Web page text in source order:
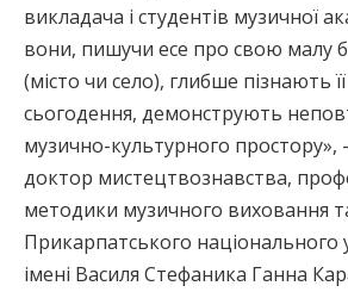
викладача і студентів музичної
вони, пишучи есе про свою малу
(місто чи село), глибше пізнають її
сьогодення, демонструють
музично-культурного простору»,
доктор мистецтвознавства,
методики музичного виховання
Прикарпатського національного
імені Василя Стефаника Ганна